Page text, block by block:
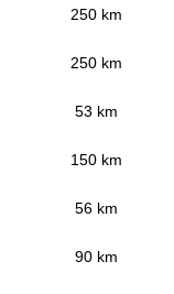
250 km
250 km
53 km
150 km
56 km
90 km